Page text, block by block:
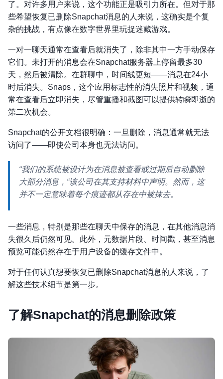
了。对许多用户来说，这个功能正是吸引力所在。但对于那
些希望恢复已删除Snapchat消息的人来说，这确实是个复
杂的挑战，有点像在数字世界里玩捉迷藏游戏。
一对一聊天通常在查看后就消失了，除非其中一方手动保存
它们。未打开的消息会在Snapchat服务器上停留最多30
天，然后被清除。在群聊中，时间线更短——消息在24小
时后消失。Snaps，这个应用标志性的消失照片和视频，通
常在查看后立即消失，尽管重播和截图可以提供转瞬即逝的
第二次机会。
Snapchat的公开文档很明确：一旦删除，消息通常就无法
访问了——即使公司本身也无法访问。
“我们的系统被设计为在消息被查看或过期后自动删除
大部分消息，“该公司在其支持材料中声明。然而，这
并不一定意味着每个痕迹都从存在中被抹去。
一些消息，特别是那些在聊天中保存的消息，在其他消息消
失很久后仍然可见。此外，元数据片段、时间戳，甚至消息
预览可能仍然存在于用户设备的缓存文件中。
对于任何认真想要恢复已删除Snapchat消息的人来说，了
解这些技术细节是第一步。
了解Snapchat的消息删除政策